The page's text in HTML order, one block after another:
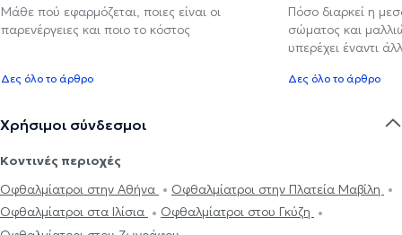
Μάθε πού εφαρμόζεται, ποιες είναι οι
παρενέργειες και ποιο το κόστος
Δες όλο το άρθρο
Πόσο διαρκεί η
σώματος και
υπερέχει έναντι
Δες όλο το άρθρο
Χρήσιμοι σύνδεσμοι
Κοντινές περιοχές
Οφθαλμίατροι στην Αθήνα
Οφθαλμίατροι στην Πλατεία Μαβίλη
Οφθαλμίατροι στα Ιλίσια
Οφθαλμίατροι στου Γκύζη